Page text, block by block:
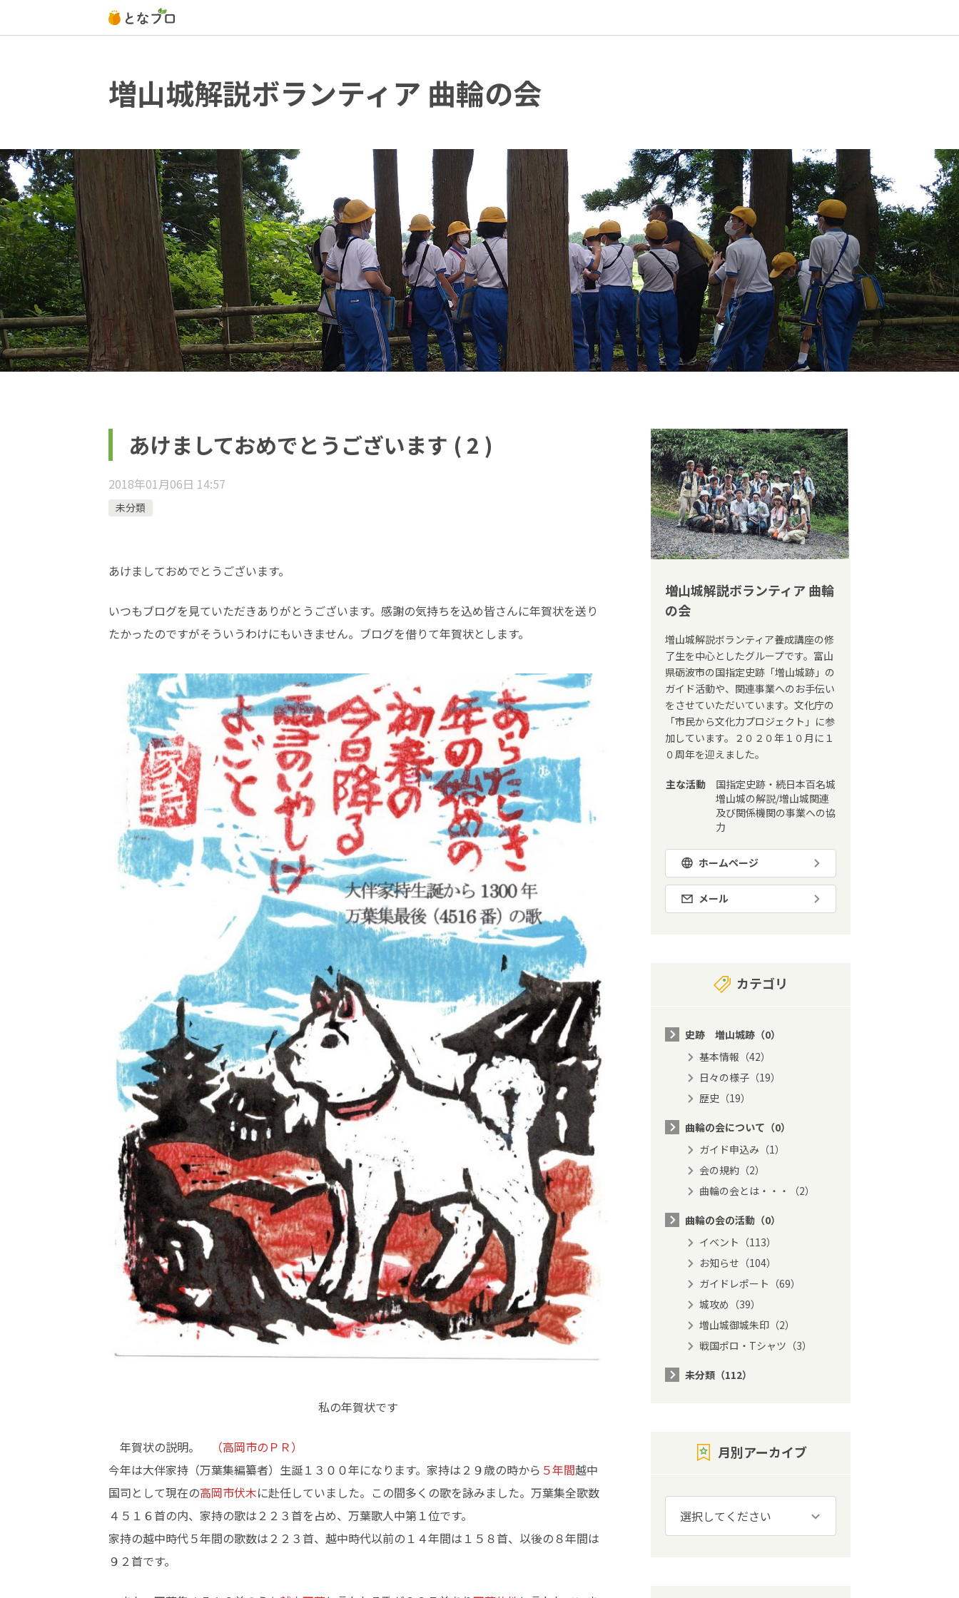
増山城解説ボランティア 曲輪の会
あけましておめでとうございます ( 2 )
2018年01月06日 14:57
未分類
あけましておめでとうございます。
いつもブログを見ていただきありがとうございます。感謝の気持ちを込め皆さんに年賀状を送り
たかったのですがそういうわけにもいきません。ブログを借りて年賀状とします。
私の年賀状です
年賀状の説明。
（高岡市のＰＲ）
今年は大伴家持（万葉集編纂者）生誕１３００年になります。家持は２９歳の時から ５年間越中
国司として現在の高岡市伏木に赴任していました。この間多くの歌を詠みました。万葉集全歌数
４５１６首の内、家持の歌は２２３首を占め、万葉歌人中第１位です。
家持の越中時代５年間の歌数は２２３首、越中時代以前の１４年間は１５８首、以後の８年間は
９２首です。
増山城解説ボランティア 曲輪
の会
増山城解説ボランティア養成講座の修
了生を中心としたグループです。富山
県砺波市の国指定史跡「増山城跡」の
ガイド活動や、関連事業へのお手伝い
をさせていただいています。文化庁の
「市民から文化力プロジェクト」に参
加しています。２０２０年１０月に１
０周年を迎えました。
主な活動
国指定史跡・続日本百名城
増山城の解説/増山城関連
及び関係機関の事業への協
力
ホームページ
メール
カテゴリ
史跡 増山城跡（0）
基本情報（42）
日々の様子（19）
歴史（19）
曲輪の会について（0）
ガイド申込み（1）
会の規約（2）
曲輪の会とは・・・（2）
曲輪の会の活動（0）
イベント（113）
お知らせ（104）
ガイドレポート（69）
城攻め（39）
増山城御城朱印（2）
戦国ポロ・Tシャツ（3）
未分類（112）
月別アーカイブ